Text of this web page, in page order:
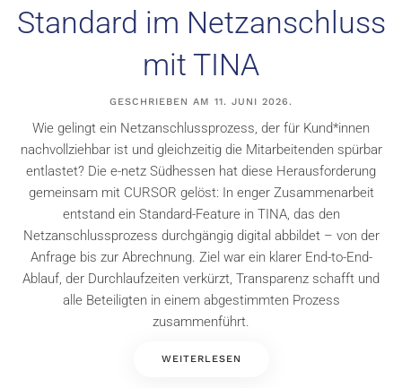
Standard im Netzanschluss
mit TINA
GESCHRIEBEN AM 11. JUNI 2026.
Wie gelingt ein Netzanschlussprozess, der für Kund*innen
nachvollziehbar ist und gleichzeitig die Mitarbeitenden spürbar
entlastet? Die e-netz Südhessen hat diese Herausforderung
gemeinsam mit CURSOR gelöst: In enger Zusammenarbeit
entstand ein Standard-Feature in TINA, das den
Netzanschlussprozess durchgängig digital abbildet – von der
Anfrage bis zur Abrechnung. Ziel war ein klarer End-to-End-
Ablauf, der Durchlaufzeiten verkürzt, Transparenz schafft und
alle Beteiligten in einem abgestimmten Prozess
zusammenführt.
WEITERLESEN